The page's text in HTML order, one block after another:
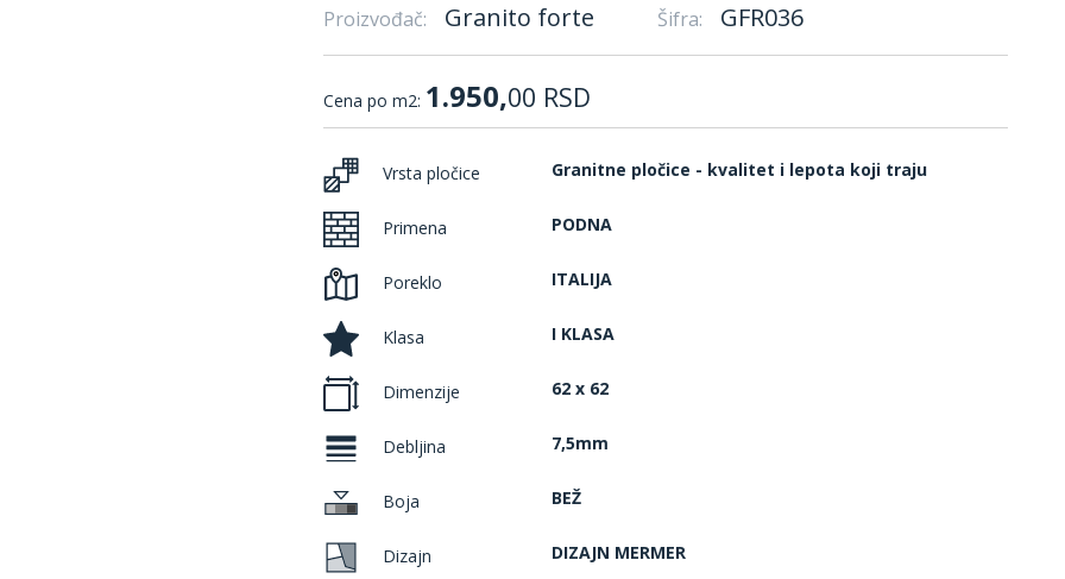
Proizvođač: Granito forte Šifra: GFR036
Cena po m2: 1.950,00 RSD
Vrsta pločice Granitne pločice - kvalitet i lepota koji traju
Primena PODNA
Poreklo ITALIJA
Klasa I KLASA
Dimenzije 62 x 62
Debljina 7,5mm
Boja BEŽ
Dizajn DIZAJN MERMER